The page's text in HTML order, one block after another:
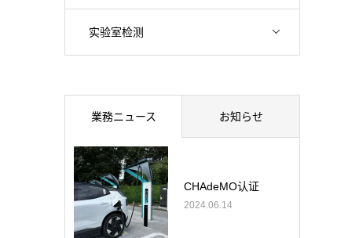
实验室检测
業務ニュース お知らせ
CHAdeMO认证
2024.06.14